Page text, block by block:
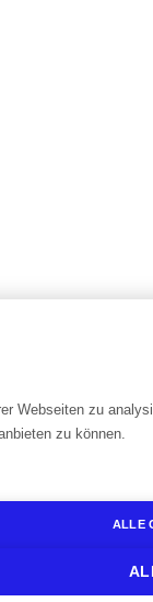
Webseiten zu
zu können.
ALLE